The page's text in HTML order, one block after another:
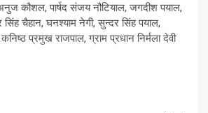
अनुज कौशल, पार्षद संजय नौटियाल, जगदीश पयाल,
सिंह चैहान, घनश्याम नेगी, सुन्दर सिंह पयाल,
प्रमुख राजपाल, ग्राम प्रधान निर्मला देवी